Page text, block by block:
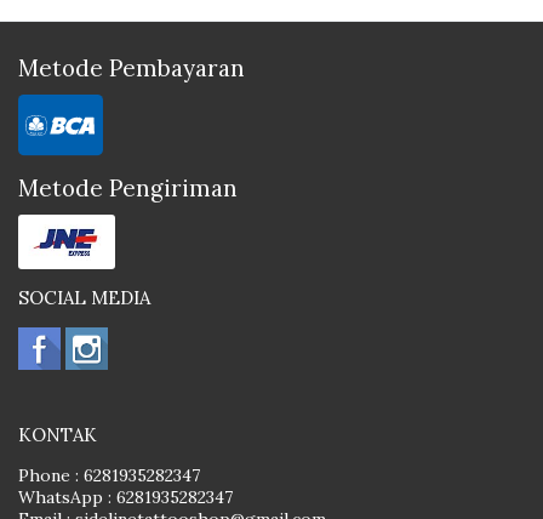
Metode Pembayaran
Metode Pengiriman
SOCIAL MEDIA
KONTAK
Phone : 6281935282347
WhatsApp : 6281935282347